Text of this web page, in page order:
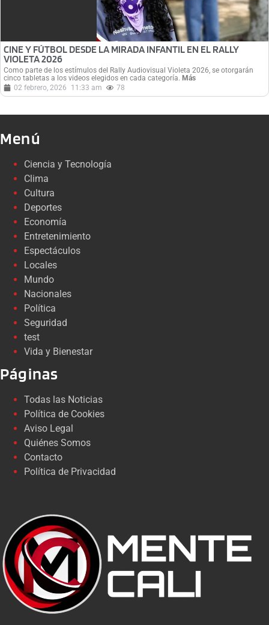
CINE Y FÚTBOL DESDE LA MIRADA INFANTIL EN EL RALLY
VIOLETA 2026
Como parte de los estímulos del Rally Audiovisual Violeta 2026, se otorgarán
cinco tabletas a los videos elegidos en cada categoría. Más
02 febrero, 2026
11:33 am 78
Menú
Ciencia y Tecnología
Clima
Cultura
Deportes
Economía
Entretenimiento
Espectáculos
Locales
Mundo
Nacionales
Política
Seguridad
test
Vida y Bienestar
Páginas
Todas las Noticias
Política de Cookies
Aviso Legal
Quiénes Somos
Contacto
Política de Privacidad